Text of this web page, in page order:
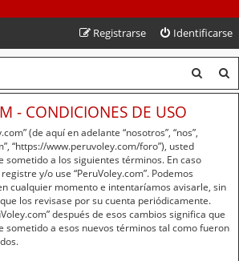
Identificarse
Registrarse
u
u
r
- CONDICIONES DE USO
(de aquí en adelante “nosotros”, “nos”,
“https://www.peruvoley.com/foro”), usted
sometido a los siguientes términos. En caso
y/o use “PeruVoley.com”. Podemos
cualquier momento e intentaríamos avisarle, sin
los revisase por su cuenta periódicamente.
después de esos cambios significa que
sometido a esos nuevos términos tal como fueron